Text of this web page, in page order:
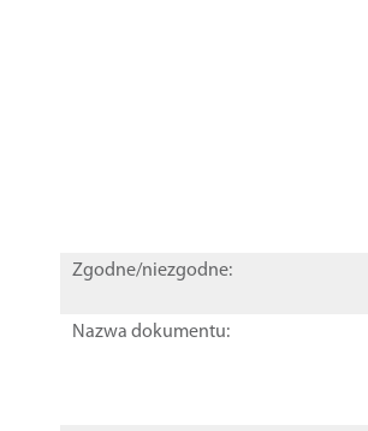
Zgodne/niezgodne:
Nazwa dokumentu: